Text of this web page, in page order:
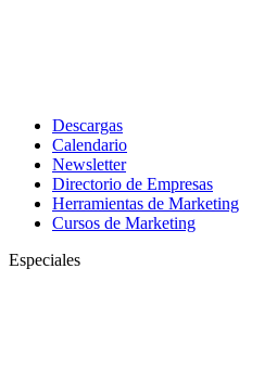
Descargas
Calendario
Newsletter
Directorio de Empresas
Herramientas de Marketing
Cursos de Marketing
Especiales